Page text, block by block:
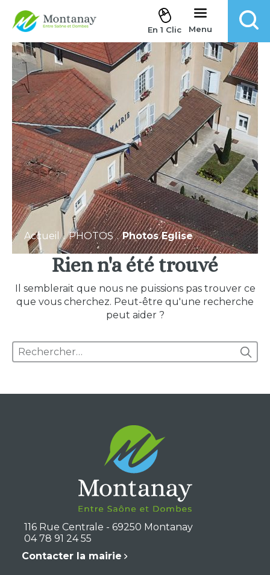
Aller au contenu
En 1 Clic Menu
Accueil . PHOTOS . Photos Eglise
Rien n'a été trouvé
Il semblerait que nous ne puissions pas trouver ce
que vous cherchez. Peut-être qu'une recherche
peut aider ?
116 Rue Centrale - 69250 Montanay
04 78 91 24 55
Contacter la mairie